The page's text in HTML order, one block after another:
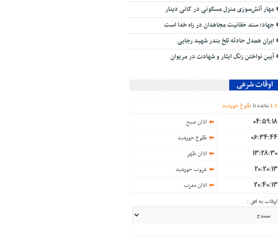
مهار آتش‌سوزی منزل مسکونی در کانی دینار
جهاد؛ سند حقانیت مجاهدان در راه خدا است
ایران همدل حادثه تلخ بندر شهید رجایی
آیین نواختن زنگ ایثار و شهادت در مریوان
اوقات شرعی
1:2 مانده تاطلوع خورشید
04:59:18 اذان صبح
06:34:44 طلوع خورشید
13:28:30 اذان ظهر
20:20:13 غروب خورشید
20:40:13
اذان مغرب
اوقات به افق :